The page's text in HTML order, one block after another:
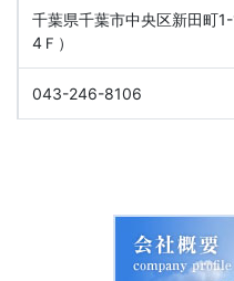
千葉県千葉市中央区新田町
4Ｆ）
043-246-8106